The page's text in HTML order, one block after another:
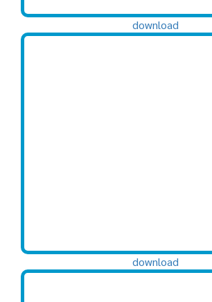
download
download